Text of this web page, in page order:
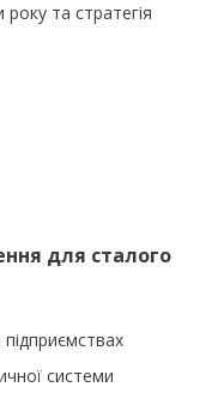
та стратегія
для сталого
системи